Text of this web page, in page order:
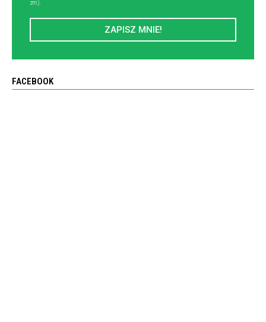
zm.).
ZAPISZ MNIE!
FACEBOOK